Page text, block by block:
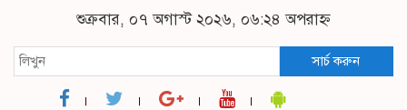
শুক্রবার, ০৭ অগাস্ট ২০২৬, ০৬:২৪ অপরাহ্ন
সার্চ করুন